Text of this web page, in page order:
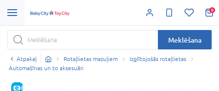
0
Meklēšana
Atpakaļ Rotaļlietas mazuļiem
Izglītojošās rotaļlietas
Automašīnas un to aksesuāri
E-CENA